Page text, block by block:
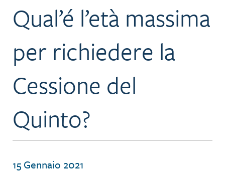
Qual’é l’età massima
per richiedere la
Cessione del
Quinto?
15 Gennaio 2021